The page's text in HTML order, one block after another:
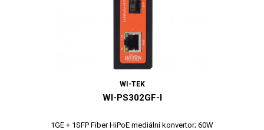
WI-TEK
WI-PS302GF-I
1GE + 1SFP Fiber HiPoE mediální konvertor; 60W